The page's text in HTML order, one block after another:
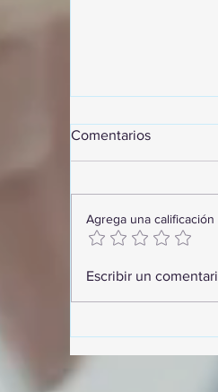
capacitación
Comentarios
Agrega una calificación
Escribir un